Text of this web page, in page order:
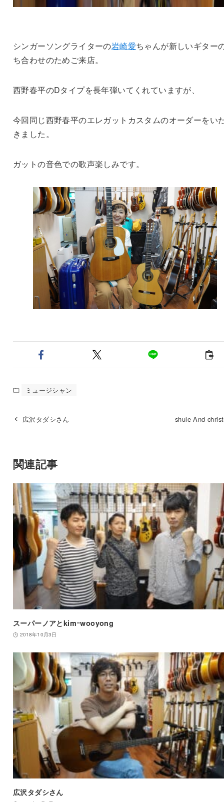
シンガーソングライターの岩崎愛ちゃんが新しいギター
ち合わせのためご来店。
西野春平のDタイプを長年弾いてくれていますが、
今回同じ西野春平のエレガットカスタムのオーダーをい
きました。
ガットの音色での歌声楽しみです。
ミュージシャン
広沢タダシさん shule And
関連記事
スーパーノアとkimｰwooyong
2018年10月3日
広沢タダシさん